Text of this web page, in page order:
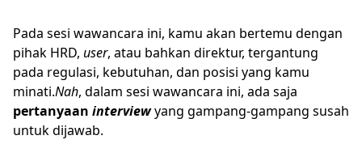
Pada sesi wawancara ini, kamu akan bertemu dengan
pihak HRD, user, atau bahkan direktur, tergantung
pada regulasi, kebutuhan, dan posisi yang kamu
minati.Nah, dalam sesi wawancara ini, ada saja
pertanyaan interviewyang gampang-gampang susah
untuk dijawab.